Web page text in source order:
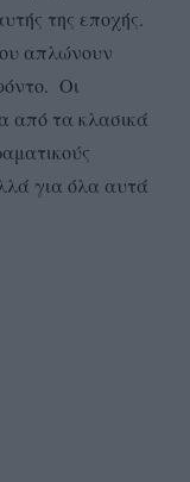
της εποχής.
απλώνουν
Οι
από τα κλασικά
για όλα αυτά